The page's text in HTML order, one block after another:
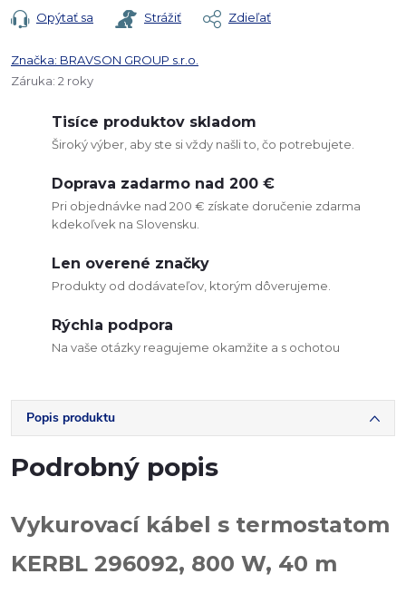
Opýtať sa Strážiť Zdieľať
Značka: BRAVSON GROUP s.r.o.
Záruka: 2 roky
Tisíce produktov skladom
Široký výber, aby ste si vždy našli to, čo potrebujete.
Doprava zadarmo nad 200 €
Pri objednávke nad 200 € získate doručenie zdarma
kdekoľvek na Slovensku.
Len overené značky
Produkty od dodávateľov, ktorým dôverujeme.
Rýchla podpora
Na vaše otázky reagujeme okamžite a s ochotou
Popis produktu
Podrobný popis
Vykurovací kábel s termostatom
KERBL 296092, 800 W, 40 m